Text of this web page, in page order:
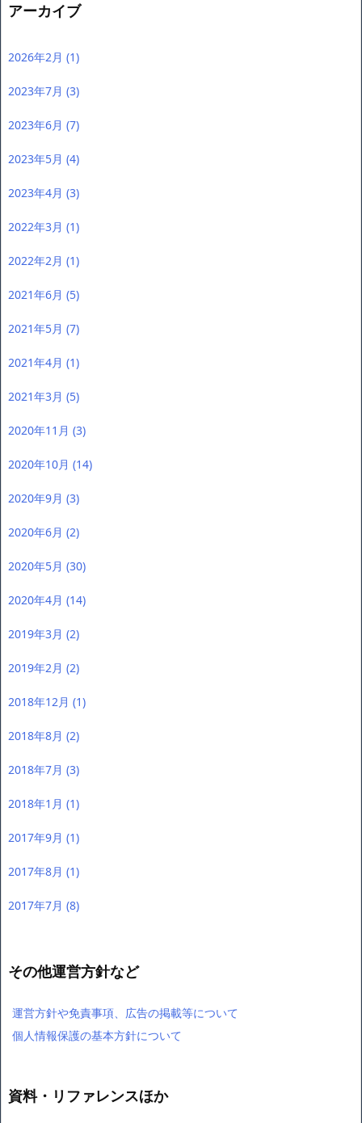
アーカイブ
2026年2月 (1)
2023年7月 (3)
2023年6月 (7)
2023年5月 (4)
2023年4月 (3)
2022年3月 (1)
2022年2月 (1)
2021年6月 (5)
2021年5月 (7)
2021年4月 (1)
2021年3月 (5)
2020年11月 (3)
2020年10月 (14)
2020年9月 (3)
2020年6月 (2)
2020年5月 (30)
2020年4月 (14)
2019年3月 (2)
2019年2月 (2)
2018年12月 (1)
2018年8月 (2)
2018年7月 (3)
2018年1月 (1)
2017年9月 (1)
2017年8月 (1)
2017年7月 (8)
その他運営方針など
運営方針や免責事項、広告の掲載等について
個人情報保護の基本方針について
資料・リファレンスほか